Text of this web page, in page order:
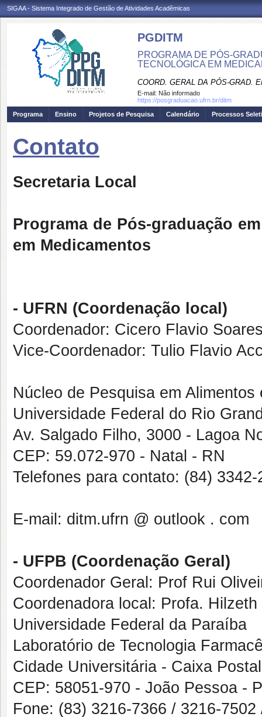
SIGAA - Sistema Integrado de Gestão de Atividades Acadêmicas
PGDITM
PROGRAMA DE PÓS-
TECNOLÓGICA EM
COORD. GERAL DA PÓS-GRAD.
E-mail: Não informado
https://posgraduacao.ufrn.br/ditm
Programa
Ensino Projetos de Pesquisa Calendário Processos
Contato
Secretaria Local
Programa de Pós-graduação
em Medicamentos
- UFRN (Coordenação local)
Coordenador: Cicero Flavio
Vice-Coordenador: Tulio Flavio
Núcleo de Pesquisa em
Universidade Federal do Rio
Av. Salgado Filho, 3000 - Lagoa
CEP: 59.072-970 - Natal - RN
Telefones para contato: (84)
E-mail: ditm.ufrn @ outlook . com
- UFPB (Coordenação Geral)
Coordenador Geral: Prof Rui
Coordenadora local: Profa.
Universidade Federal da Paraíba
Laboratório de Tecnologia
Cidade Universitária - Caixa
CEP: 58051-970 - João Pessoa -
Fone: (83) 3216-7366 / 3216-7502